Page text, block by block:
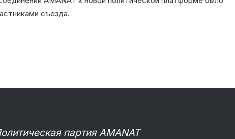
съезда.
партия AMANAT